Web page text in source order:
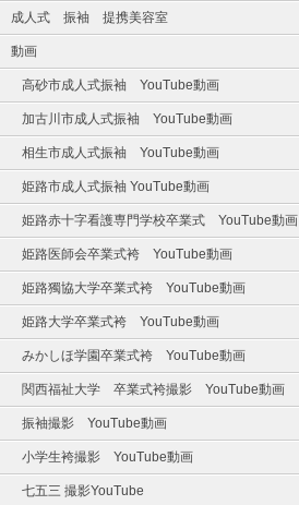
成人式 振袖 提携美容室
動画
高砂市成人式振袖 YouTube動画
加古川市成人式振袖 YouTube動画
相生市成人式振袖 YouTube動画
姫路市成人式振袖 YouTube動画
姫路赤十字看護専門学校卒業式 YouTube動画
姫路医師会卒業式袴 YouTube動画
姫路獨協大学卒業式袴 YouTube動画
姫路大学卒業式袴 YouTube動画
みかしほ学園卒業式袴 YouTube動画
関西福祉大学 卒業式袴撮影 YouTube動画
振袖撮影 YouTube動画
小学生袴撮影 YouTube動画
七五三 撮影YouTube